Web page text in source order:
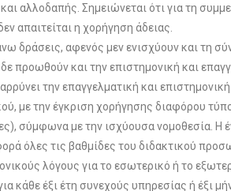
αλλοδαπής. Σημειώνεται ότι για τη
απαιτείται η χορήγηση άδειας.
δράσεις, αφενός μεν ενισχύουν και τη
προωθούν και την επιστημονική και
την επαγγελματική και
με την έγκριση χορήγησης διαφόρου
σύμφωνα με την ισχύουσα νομοθεσία. Η
όλες τις βαθμίδες του διδακτικού
λόγους για το εσωτερικό ή το
κάθε έξι έτη συνεχούς υπηρεσίας ή έξι